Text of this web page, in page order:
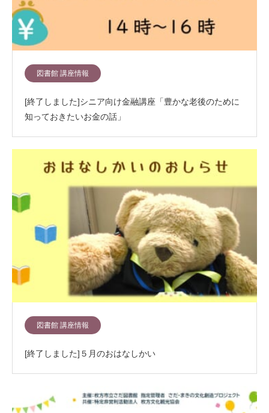
図書館 講座情報
[終了しました]シニア向け金融講座「豊かな老後のために
知っておきたいお金の話」
図書館 講座情報
[終了しました]５月のおはなしかい